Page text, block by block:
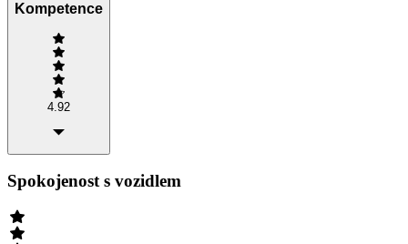
Kompetence
4.92
Spokojenost s vozidlem